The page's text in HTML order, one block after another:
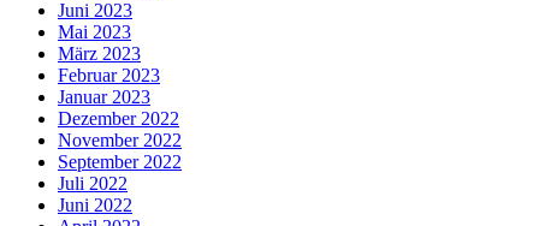
Juni 2023
Mai 2023
März 2023
Februar 2023
Januar 2023
Dezember 2022
November 2022
September 2022
Juli 2022
Juni 2022